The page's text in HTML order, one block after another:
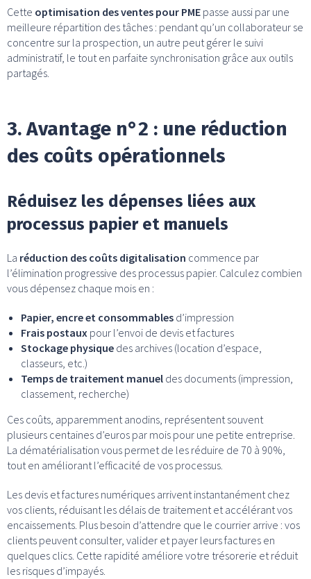
Cette optimisation des ventes pour PME passe aussi par une
meilleure répartition des tâches : pendant qu’un collaborateur se
concentre sur la prospection, un autre peut gérer le suivi
administratif, le tout en parfaite synchronisation grâce aux outils
partagés.
3. Avantage n°2 : une réduction
des coûts opérationnels
Réduisez les dépenses liées aux
processus papier et manuels
La réduction des coûts digitalisation commence par
l’élimination progressive des processus papier. Calculez combien
vous dépensez chaque mois en :
Papier, encre et consommables d’impression
Frais postaux pour l’envoi de devis et factures
Stockage physique des archives (location d’espace,
classeurs, etc.)
Temps de traitement manuel des documents (impression,
classement, recherche)
Ces coûts, apparemment anodins, représentent souvent
plusieurs centaines d’euros par mois pour une petite entreprise.
La dématérialisation vous permet de les réduire de 70 à 90%,
tout en améliorant l’efficacité de vos processus.
Les devis et factures numériques arrivent instantanément chez
vos clients, réduisant les délais de traitement et accélérant vos
encaissements. Plus besoin d’attendre que le courrier arrive : vos
clients peuvent consulter, valider et payer leurs factures en
quelques clics. Cette rapidité améliore votre trésorerie et réduit
les risques d’impayés.